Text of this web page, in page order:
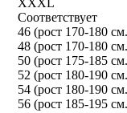
XXXL
Соответствует
46 (рост 170-180
48 (рост 170-180
50 (рост 175-185
52 (рост 180-190
54 (рост 180-190
56 (рост 185-195